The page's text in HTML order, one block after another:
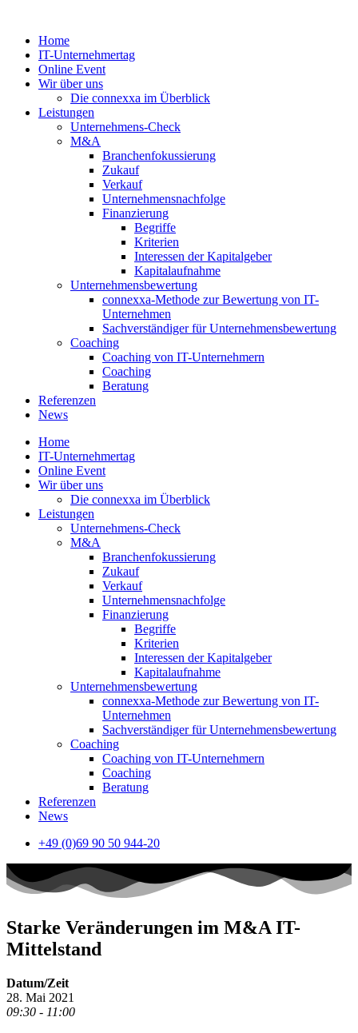
springenHome
IT-Unternehmertag
Online Event
Wir über uns
Die connexxa im Überblick
Leistungen
Unternehmens-Check
M&A
Branchenfokussierung
Zukauf
Verkauf
Unternehmensnachfolge
Finanzierung
Begriffe
Kriterien
Interessen der Kapitalgeber
Kapitalaufnahme
Unternehmensbewertung
connexxa-Methode zur Bewertung von IT-
Unternehmen
Sachverständiger für Unternehmensbewertung
Coaching
Coaching von IT-Unternehmern
Coaching
Beratung
Referenzen
News
Home
IT-Unternehmertag
Online Event
Wir über uns
Die connexxa im Überblick
Leistungen
Unternehmens-Check
M&A
Branchenfokussierung
Zukauf
Verkauf
Unternehmensnachfolge
Finanzierung
Begriffe
Kriterien
Interessen der Kapitalgeber
Kapitalaufnahme
Unternehmensbewertung
connexxa-Methode zur Bewertung von IT-
Unternehmen
Sachverständiger für Unternehmensbewertung
Coaching
Coaching von IT-Unternehmern
Coaching
Beratung
Referenzen
News
+49 (0)69 90 50 944-20
Starke Veränderungen im M&A IT-
Mittelstand
Datum/Zeit
28. Mai 2021
09:30 - 11:00